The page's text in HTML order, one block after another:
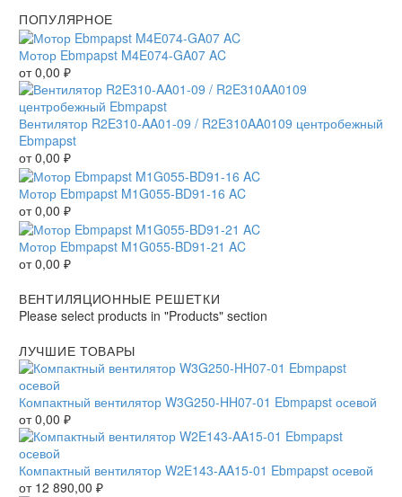
ПОПУЛЯРНОЕ
Мотор Ebmpapst M4E074-GA07 AC
от0,00 ₽
Вентилятор R2E310-AA01-09 / R2E310AA0109 центробежный
Ebmpapst
от0,00 ₽
Мотор Ebmpapst M1G055-BD91-16 AC
от0,00 ₽
Мотор Ebmpapst M1G055-BD91-21 AC
от0,00 ₽
ВЕНТИЛЯЦИОННЫЕ РЕШЕТКИ
Please select products in "Products" section
ЛУЧШИЕ ТОВАРЫ
Компактный вентилятор W3G250-HH07-01 Ebmpapst осевой
от0,00 ₽
Компактный вентилятор W2E143-AA15-01 Ebmpapst осевой
от 12 890,00 ₽